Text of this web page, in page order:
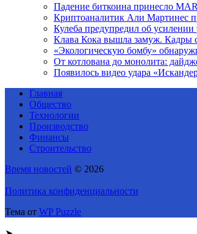
Падение биткоина принесло
Криптоаналитик Али Мартинес
Кулеба предупредил об
Клава Кока вышла замуж. Кадры
«Экологическую бомбу»
От котлована до монолита:
Появилось видео удара
Главная
Общество
Технологии
Производство
Финансы
Строительство
Время новостей © 2026
Политика конфиденциальности
Тема от WP Puzzle